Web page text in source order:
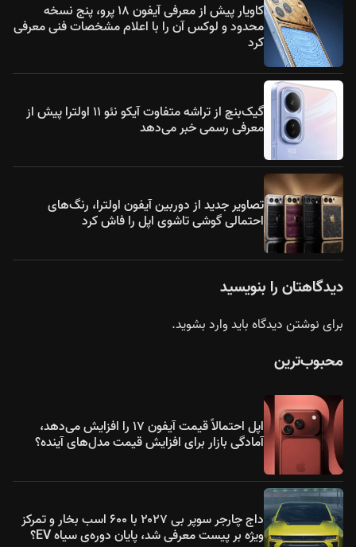
کاویار پیش از معرفی آیفون ۱۸ پرو، پنج نسخه
محدود و لوکس آن را با اعلام مشخصات فنی معرفی
کرد
گیک‌بنچ از تراشه متفاوت آیکو نئو ۱۱ اولترا پیش از
معرفی رسمی خبر می‌دهد
تصاویر جدید از دوربین آیفون اولترا، رنگ‌های
احتمالی گوشی تاشوی اپل را فاش کرد
دیدگاهتان را بنویسید
برای نوشتن دیدگاه بایدوارد بشوید.
محبوب‌ترین
اپل احتمالاً قیمت آیفون ۱۷ را افزایش می‌دهد،
آمادگی بازار برای افزایش قیمت مدل‌های آینده؟
داج چارجر سوپر بی ۲۰۲۷ با ۶۰۰ اسب بخار و تمرکز
ویژه بر پیست معرفی شد، پایان دوره‌ی سیاه EV؟